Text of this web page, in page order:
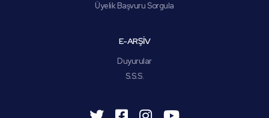
Üyelik Başvuru Sorgula
E-ARŞİV
Duyurular
S.S.S.